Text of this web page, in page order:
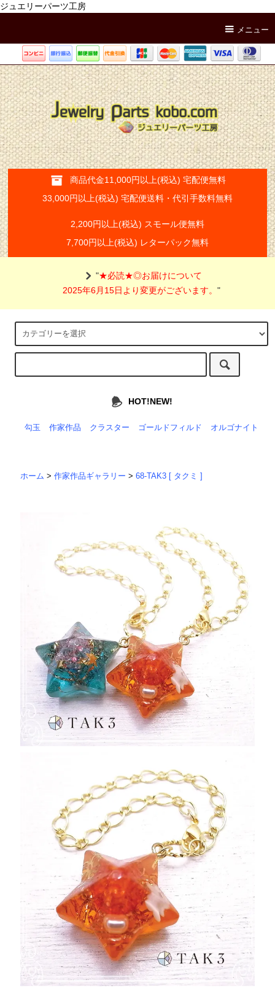
ジュエリーパーツ工房
メニュー
商品代金11,000円以上(税込) 宅配便無料
33,000円以上(税込) 宅配便送料・代引手数料無料
2,200円以上(税込) スモール便無料
7,700円以上(税込) レターパック無料
"★必読★◎お届けについて
2025年6月15日より変更がございます。"
HOT!NEW!
勾玉 作家作品 クラスター ゴールドフィルド オルゴナイト
ホーム >作家作品ギャラリー >68-TAK3 [ タクミ ]